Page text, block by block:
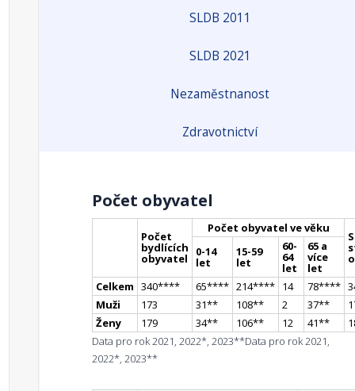
SLDB 2011
SLDB 2021
Nezaměstnanost
Zdravotnictví
Počet obyvatel
Počet
bydlících
obyvatel
Počet obyvatel ve věku
0-14
let
15-59
let
60-
64
let
65 a
více
let
Celkem 340**** 65**** 214**** 14 78****
Muži
173 31** 108** 2 37**
Ženy
179 34** 106** 12 41**
Data pro rok 2021, 2022*, 2023**Data pro rok 2021,
2022*, 2023**